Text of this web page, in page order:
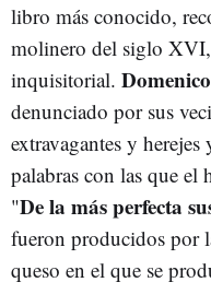
libro más conocido,
molinero del siglo XVI,
inquisitorial.
denunciado por sus
extravagantes y
palabras con las que
"De la más perfecta
fueron producidos por
queso en el que se